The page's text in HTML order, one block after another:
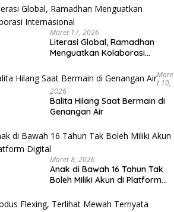
Maret 17, 2026
Literasi Global, Ramadhan
Menguatkan Kolaborasi
Mare
T 10,
2026
Balita Hilang Saat Bermain di
Genangan Air
Maret 8, 2026
Anak di Bawah 16 Tahun Tak
Boleh Miliki Akun di Platform